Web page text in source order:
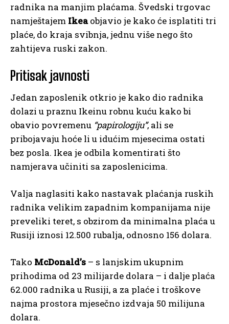
radnika na manjim plaćama. Švedski trgovac
namještajem Ikeaobjavio je kako će isplatiti tri
plaće, do kraja svibnja, jednu više nego što
zahtijeva ruski zakon.
Pritisak javnosti
Jedan zaposlenik otkrio je kako dio radnika
dolazi u praznu Ikeinu robnu kuću kako bi
obavio povremenu “papirologiju”, ali se
pribojavaju hoće li u idućim mjesecima ostati
bez posla. Ikea je odbila komentirati što
namjerava učiniti sa zaposlenicima.
Valja naglasiti kako nastavak plaćanja ruskih
radnika velikim zapadnim kompanijama nije
preveliki teret, s obzirom da minimalna plaća u
Rusiji iznosi 12.500 rubalja, odnosno 156 dolara.
Tako McDonald’s – s lanjskim ukupnim
prihodima od 23 milijarde dolara – i dalje plaća
62.000 radnika u Rusiji, a za plaće i troškove
najma prostora mjesečno izdvaja 50 milijuna
dolara.